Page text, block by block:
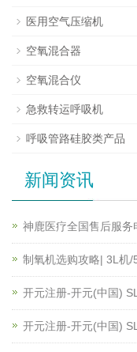
医用空气压缩机
空氧混合器
空氧混合仪
急救转运呼吸机
呼吸管路硅胶类产品
新闻资讯
神鹿医疗全国售后服
制氧机选购攻略| 3L机/
开元注册-开元(中国)
开元注册-开元(中国)